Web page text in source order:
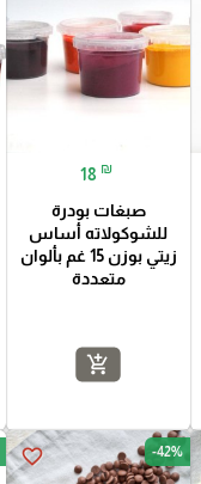
18 ₪
صبغات بودرة
للشوكولاته أساس
زيتي بوزن 15 غم بألوان
متعددة
add_shopping_cart
favorite_border -42%